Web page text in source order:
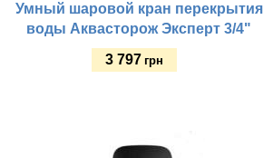
Умный шаровой кран перекрытия
воды Аквасторож Эксперт 3/4"
3 797 грн